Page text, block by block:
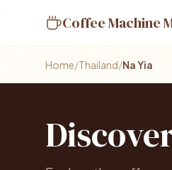
Coffee Machine
Home/Thailand/Na Yia